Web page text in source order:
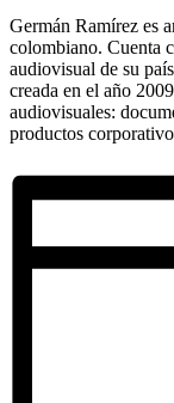
Germán Ramírez es
colombiano. Cuenta
audiovisual de su
creada en el año
audiovisuales:
productos